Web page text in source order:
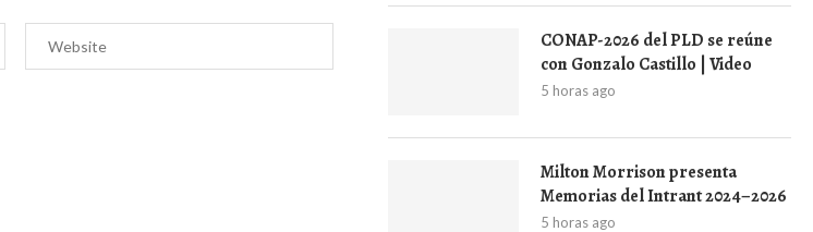
CONAP-2026 del PLD se reúne
con Gonzalo Castillo | Video
5 horas ago
Milton Morrison presenta
Memorias del Intrant 2024–2026
5 horas ago